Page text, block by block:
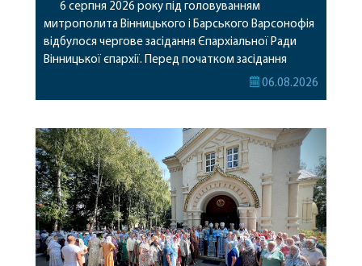
6 серпня 2026 року під головуванням
митрополита Вінницького і Барського Варсонофія
відбулося чергове засідання Єпархіальної Ради
Вінницької єпархії. Перед початком засідання
секретар Єпархіальної Ради від імені членів Ради
побажавши йому міцного здоров’я, Божої
допомоги, миру, духовної радості та
благословенних успіхів у подальшому
архіпастирському служінні. […]
06.08.2026